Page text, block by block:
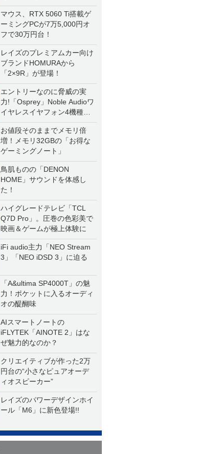
マウス、RTX 5060 Ti搭載ゲ
ーミングPCが7万5,000円オ
フで30万円台！
レイズのプレミアムカー向け
ブランドHOMURAから
「2×9R」が登場！
エントリーなのに脅威の実
力!「Osprey」Noble Audioワ
イヤレスイヤフォン4機種を
一気に聴く
お値段そのままでメモリ倍
増！メモリ32GBの「お得な
ゲーミングノート」
鳥肌ものの「DENON
HOME」サウンドを体感し
た！
ハイグレードテレビ「TCL
Q7D Pro」。圧巻の色彩美で
映画＆ゲームが極上体験に
iFi audio主力「NEO Stream
3」「NEO iDSD 3」に迫る
「A&ultima SP4000T」の魅
力！ポケットに入るオーディ
オの醍醐味
AIスマートノートの
iFLYTEK「AINOTE 2」はな
ぜ魅力的なのか？
クリエイティブが作った2万
円台の“小さなピュアオーデ
ィオスピーカー”
レイズのパワーデザインホイ
ール「M6」に新色登場!!